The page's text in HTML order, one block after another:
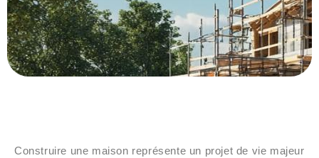
Construire une maison représente un projet de vie majeur